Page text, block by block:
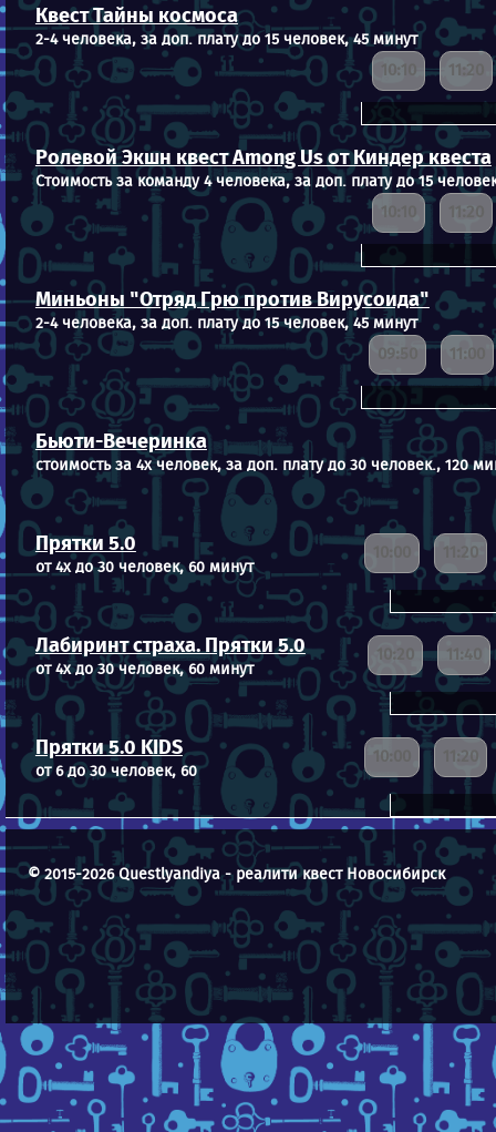
Квест Тайны космоса
2-4 человека, за доп. плату до 15 человек, 45 минут
10:10 11:20
Ролевой Экшн квест Among Us от Киндер квеста
Стоимость за команду 4 человека, за доп. плату до 15
10:10 11:20
Миньоны "Отряд Грю против Вирусоида"
2-4 человека, за доп. плату до 15 человек, 45 минут
09:50 11:00
Бьюти-Вечеринка
стоимость за 4х человек, за доп. плату до 30 человек., 120
Прятки 5.0
от 4х до 30 человек, 60 минут
10:00 11:20
Лабиринт страха. Прятки 5.0
от 4х до 30 человек, 60 минут
10:20 11:40
Прятки 5.0 KIDS
от 6 до 30 человек, 60
10:00 11:20
© 2015-2026 Questlyandiya - реалити квест Новосибирск